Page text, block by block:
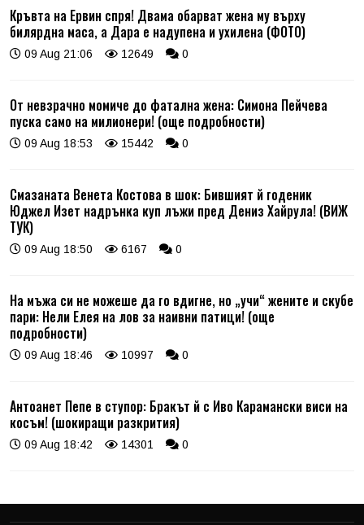
Кръвта на Ервин спря! Двама обарват жена му върху
билярдна маса, а Дара е надупена и ухилена (ФОТО)
09 Aug 21:06 12649 0
От невзрачно момиче до фатална жена: Симона Пейчева
пуска само на милионери! (още подробности)
09 Aug 18:53 15442 0
Смазаната Венета Костова в шок: Бившият й годеник
Юджел Изет надрънка куп лъжи пред Дениз Хайрула! (ВИЖ
ТУК)
09 Aug 18:50 6167 0
На мъжа си не можеше да го вдигне, но „учи“ жените и скубе
пари: Нели Елея на лов за наивни патици! (още
подробности)
09 Aug 18:46 10997 0
Антоанет Пепе в ступор: Бракът й с Иво Карамански виси на
косъм! (шокиращи разкрития)
09 Aug 18:42 14301 0